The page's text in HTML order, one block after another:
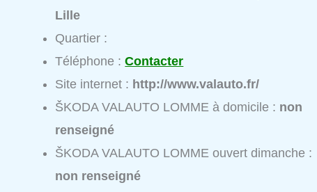
Lille
Quartier :
Téléphone :Contacter
Site internet : http://www.valauto.fr/
ŠKODA VALAUTO LOMME à domicile : non
renseigné
ŠKODA VALAUTO LOMME ouvert dimanche :
non renseigné